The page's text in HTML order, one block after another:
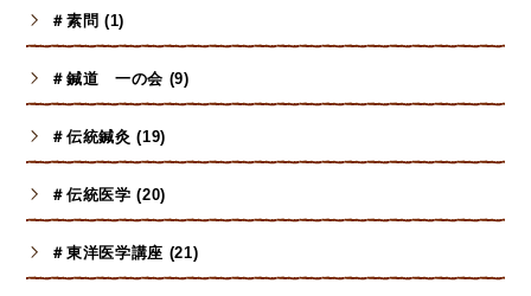
＃素問 (1)
＃鍼道 一の会 (9)
＃伝統鍼灸 (19)
＃伝統医学 (20)
＃東洋医学講座 (21)